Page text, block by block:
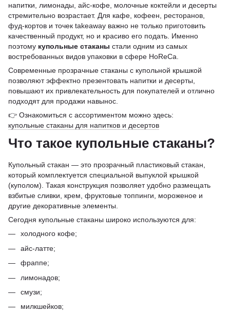
напитки, лимонады, айс-кофе, молочные коктейли и десерты
стремительно возрастает. Для кафе, кофеен, ресторанов,
фуд-кортов и точек takeaway важно не только приготовить
качественный продукт, но и красиво его подать. Именно
поэтому купольные стаканы стали одним из самых
востребованных видов упаковки в сфере HoReCa.
Современные прозрачные стаканы с купольной крышкой
позволяют эффектно презентовать напитки и десерты,
повышают их привлекательность для покупателей и отлично
подходят для продажи навынос.
👉 Ознакомиться с ассортиментом можно здесь:
купольные стаканы для напитков и десертов
Что такое купольные стаканы?
Купольный стакан — это прозрачный пластиковый стакан,
который комплектуется специальной выпуклой крышкой
(куполом). Такая конструкция позволяет удобно размещать
взбитые сливки, крем, фруктовые топпинги, мороженое и
другие декоративные элементы.
Сегодня купольные стаканы широко используются для:
холодного кофе;
айс-латте;
фраппе;
лимонадов;
смузи;
милкшейков;